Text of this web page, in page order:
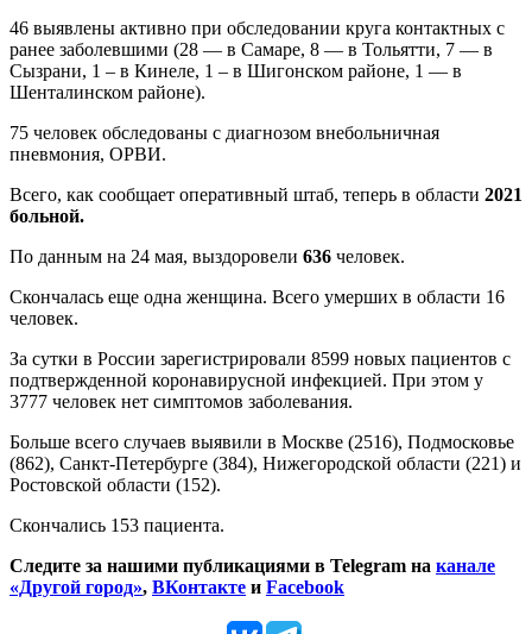
46 выявлены активно при обследовании круга контактных с
ранее заболевшими (28 — в Самаре, 8 — в Тольятти, 7 — в
Сызрани, 1 – в Кинеле, 1 – в Шигонском районе, 1 — в
Шенталинском районе).
75 человек обследованы с диагнозом внебольничная
пневмония, ОРВИ.
Всего, как сообщает оперативный штаб, теперь в области 2021
больной.
По данным на 24 мая, выздоровели 636 человек.
Скончалась еще одна женщина. Всего умерших в области 16
человек.
За сутки в России зарегистрировали 8599 новых пациентов с
подтвержденной коронавирусной инфекцией. При этом у
3777 человек нет симптомов заболевания.
Больше всего случаев выявили в Москве (2516), Подмосковье
(862), Санкт-Петербурге (384), Нижегородской области (221) и
Ростовской области (152).
Скончались 153 пациента.
Следите за нашими публикациями в Telegram на канале
«Другой город», ВКонтакте и Facebook